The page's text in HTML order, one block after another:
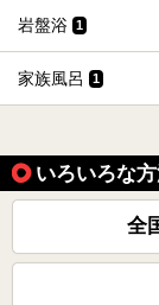
岩盤浴 1
家族風呂 1
いろいろな
全